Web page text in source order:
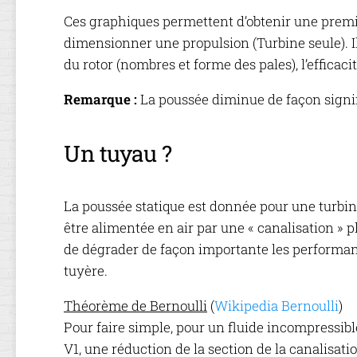
Ces graphiques permettent d’obtenir une
dimensionner une propulsion (Turbine seule).
du rotor (nombres et forme des pales),
Remarque :La poussée diminue de façon
Un tuyau ?
La poussée statique est donnée pour une
être alimentée en air par une « canalisation »
de dégrader de façon importante les
tuyère.
Théorème de Bernoulli (Wikipedia Bernoulli)
Pour faire simple, pour un fluide
V1, une réduction de la section de la